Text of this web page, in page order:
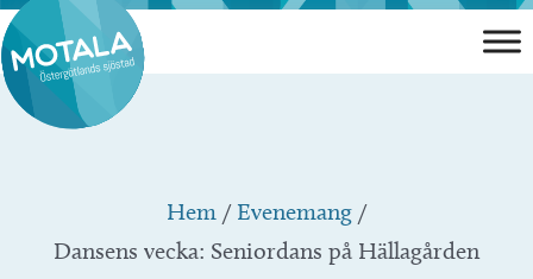
Hoppa
till
innehåll
Hem /Evenemang /
Dansens vecka: Seniordans på Hällagården